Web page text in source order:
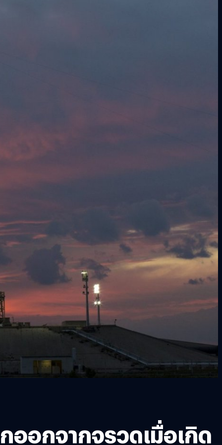
ออกจากจรวดเมื่อเกิด